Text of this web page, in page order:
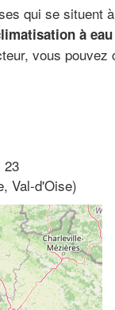
qui se
à
vous
23
Val-d'Oise)